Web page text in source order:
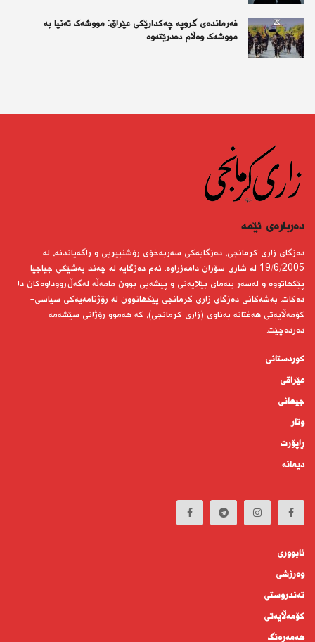
فەرماندەی گروپە چەكدارێكی عێراق: مووشەک تەنیا بە
مووشەک وەڵام دەدرێتەوە
دەربارەى ئێمە
دەزگای زاری كرمانجی، دەزگایەكی سەربەخۆی رۆشنبیریی و راگەیاندنە، لە
19/6/2005 لە شاری سۆران دامەزراوە. ئەم دەزگایە لە چەند بەشێكی جیاجیا
پێكهاتووە و لەسەر بنەمای بێلایەنی و پیشەیی بوون مامەڵە لەگەڵ رووداوەكان دا
دەكات. بەشەكانی دەزگای زاری كرمانجی پێكهاتوون لە رۆژنامەیەكی سیاسی-
كۆمەڵایەتی هەفتانە بەناوی (زاری كرمانجی)، كە هەموو رۆژانی سێشەمە
دەردەچێت.
کوردستانى
عێراقی
جیهانى
وتار
ڕاپۆرت
دیمانە
ئابوورى
وەرزشی
تەندروستى
كۆمه‌ڵايه‌تى
هەمەڕەنگ